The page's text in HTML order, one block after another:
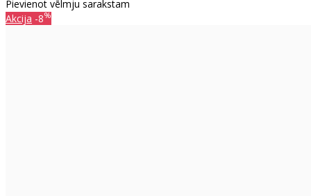
Pievienot vēlmju sarakstam
Akcija -8%